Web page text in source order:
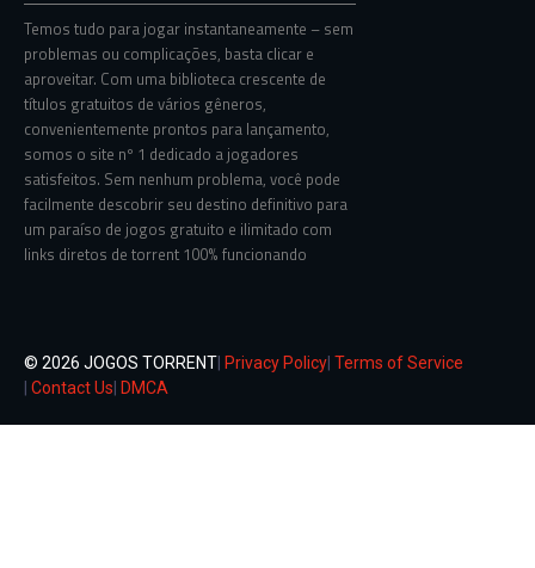
Temos tudo para jogar instantaneamente – sem
problemas ou complicações, basta clicar e
aproveitar. Com uma biblioteca crescente de
títulos gratuitos de vários gêneros,
convenientemente prontos para lançamento,
somos o site nº 1 dedicado a jogadores
satisfeitos. Sem nenhum problema, você pode
facilmente descobrir seu destino definitivo para
um paraíso de jogos gratuito e ilimitado com
links diretos de torrent 100% funcionando
© 2026 JOGOS TORRENT| Privacy Policy| Terms of Service
| Contact Us| DMCA